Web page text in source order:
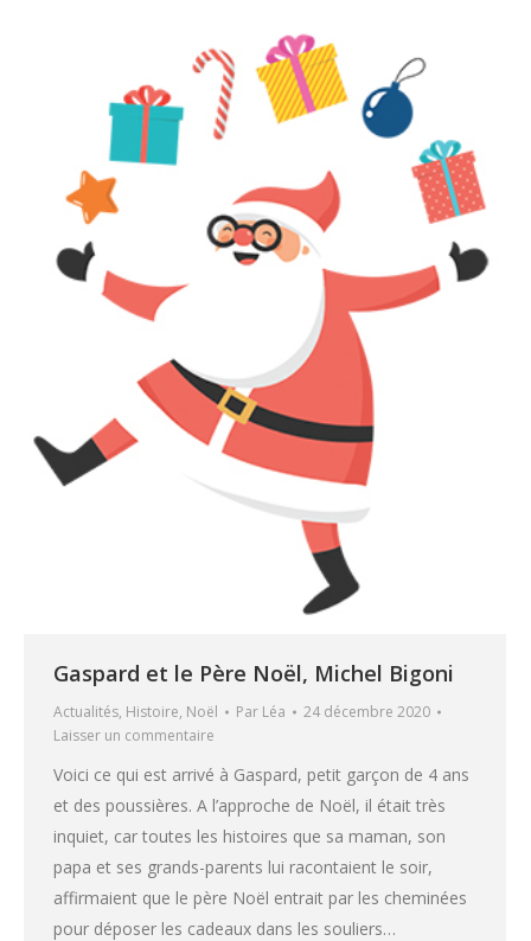
Gaspard et le Père Noël, Michel Bigoni
Actualités, Histoire, Noël Par Léa
24 décembre 2020
Laisser un commentaire
Voici ce qui est arrivé à Gaspard, petit garçon de 4 ans
et des poussières. A l’approche de Noël, il était très
inquiet, car toutes les histoires que sa maman, son
papa et ses grands-parents lui racontaient le soir,
affirmaient que le père Noël entrait par les cheminées
pour déposer les cadeaux dans les souliers…